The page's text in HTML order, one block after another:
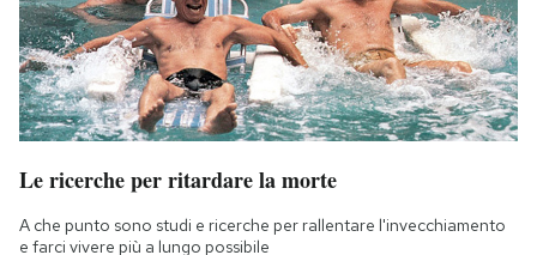
Le ricerche per ritardare la morte
A che punto sono studi e ricerche per rallentare l'invecchiamento
e farci vivere più a lungo possibile